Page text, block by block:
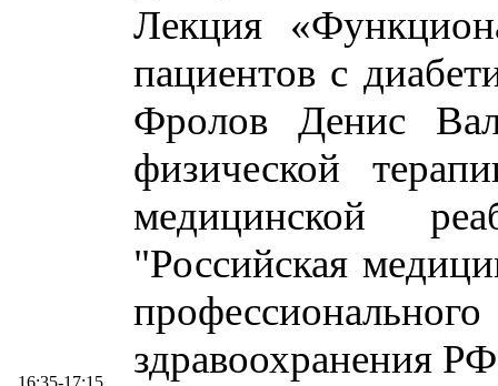
16:35-17:15
Лекция
пациентов с
Фролов Денис
физической
медицинской
"Российская
здравоохранения РФ